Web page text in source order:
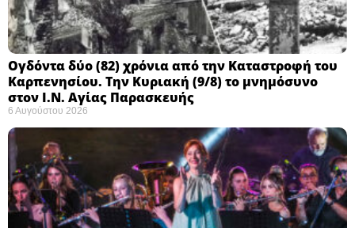
Ογδόντα δύο (82) χρόνια από την Καταστροφή του
Καρπενησίου. Την Κυριακή (9/8) το μνημόσυνο
στον Ι.Ν. Αγίας Παρασκευής
6 Αυγούστου 2026